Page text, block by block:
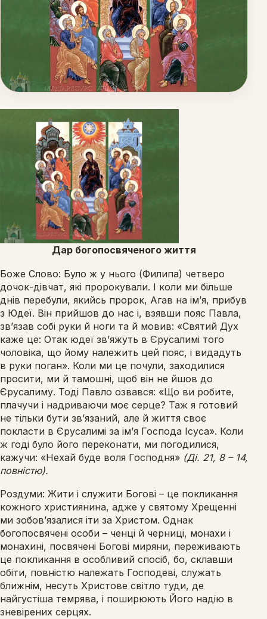
DOM REKOLEKCYJNO-WYPOCZYNKOWY
Дар богопосвяченого життя
Боже Слово: Було ж у нього (Филипа) четверо
дочок-дівчат, які пророкували. І коли ми більше
днів перебули, якийсь пророк, Агав на ім’я, прибув
з Юдеї. Він прийшов до нас і, взявши пояс Павла,
зв’язав собі руки й ноги та й мовив: «Святий Дух
каже це: Отак юдеї зв’яжуть в Єрусалимі того
чоловіка, що йому належить цей пояс, і видадуть
в руки поган». Коли ми це почули, заходилися
просити, ми й тамошні, щоб він не йшов до
Єрусалиму. Тоді Павло озвався: «Що ви робите,
плачучи і надриваючи моє серце? Таж я готовий
не тільки бути зв’язаний, але й життя своє
покласти в Єрусалимі за ім’я Господа Ісуса». Коли
ж годі було його переконати, ми погодилися,
кажучи: «Нехай буде воля Господня» (Ді. 21, 8 – 14,
повністю).
Роздуми: Жити і служити Богові – це покликання
кожного християнина, адже у святому Хрещенні
ми зобов’язалися іти за Христом. Однак
богопосвячені особи – ченці й черниці, монахи і
монахині, посвячені Богові миряни, переживають
це покликання в особливий спосіб, бо, склавши
обіти, повністю належать Господеві, служать
ближнім, несуть Христове світло туди, де
найгустіша темрява, і поширюють Його надію в
зневірених серцях.